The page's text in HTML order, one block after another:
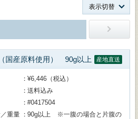
表示切替
国産原料使用） 90g以上 産地直送
¥6,446（税込）
送料込み
#0417504
重量
90g以上 ※一腹の場合と片腹の